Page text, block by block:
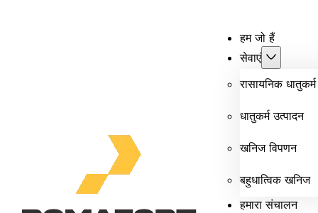
हम जो हैं
सेवाएं
रासायनिक
धातुकर्म उत्पादन
खनिज विपणन
बहुधात्विक खनिज
हमारा संचालन